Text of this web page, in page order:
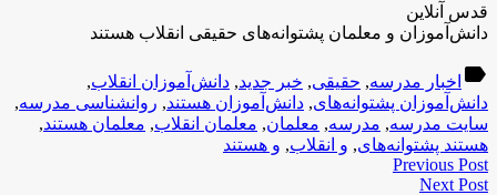
قدس آنلاین
دانش‌آموزان و معلمان پشتوانه‌های حقیقی انقلاب هستند
label اخبار مدرسه, حقیقی, خبر جدید, دانش‌آموزان انقلاب,
دانش‌آموزان پشتوانه‌های, دانش‌آموزان هستند, روانشناسی مدرسه,
سایت مدرسه, مدرسه, معلمان, معلمان انقلاب, معلمان هستند,
هستند پشتوانه‌های, و انقلاب, و هستند
Previous Post
Next Post